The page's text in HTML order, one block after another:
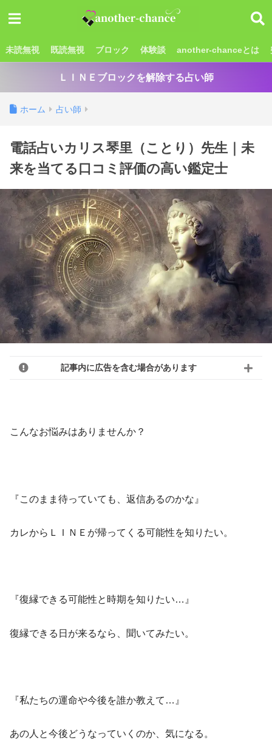
未読無視 既読無視 ブロック 体験談 another-chanceとは
ＬＩＮＥブロックを解除する占い師
ホーム 占い師
電話占いカリス琴里（ことり）先生｜未
来を当てる口コミ評価の高い鑑定士
記事内に広告を含む場合があります
こんなお悩みはありませんか？
『このまま待っていても、返信あるのかな』
カレからＬＩＮＥが帰ってくる可能性を知りたい。
『復縁できる可能性と時期を知りたい…』
復縁できる日が来るなら、聞いてみたい。
『私たちの運命や今後を誰か教えて…』
あの人と今後どうなっていくのか、気になる。